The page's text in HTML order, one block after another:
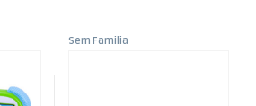
Sem Familia